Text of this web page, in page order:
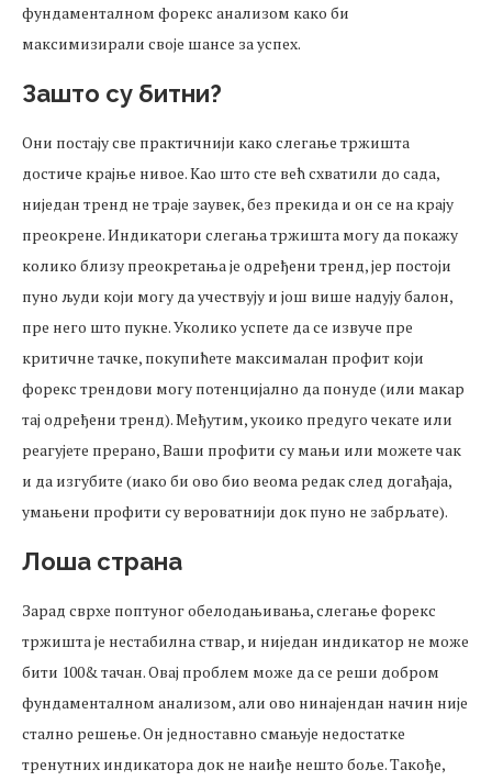
фундаменталном форекс анализом како би
максимизирали своје шансе за успех.
Зашто су битни?
Они постају све практичнији како слегање тржишта
достиче крајње нивое. Као што сте већ схватили до сада,
ниједан тренд не траје заувек, без прекида и он се на крају
преокрене. Индикатори слегања тржишта могу да покажу
колико близу преокретања је одређени тренд, јер постоји
пуно људи који могу да учествују и још више надују балон,
пре него што пукне. Уколико успете да се извуче пре
критичне тачке, покупићете максималан профит који
форекс трендови могу потенцијално да понуде (или макар
тај одређени тренд). Међутим, укоико предуго чекате или
реагујете прерано, Ваши профити су мањи или можете чак
и да изгубите (иако би ово био веома редак след догађаја,
умањени профити су вероватнији док пуно не забрљате).
Лоша страна
Зарад сврхе поптуног обелодањивања, слегање форекс
тржишта је нестабилна ствар, и ниједан индикатор не може
бити 100& тачан. Овај проблем може да се реши добром
фундаменталном анализом, али ово нинајендан начин није
стално решење. Он једноставно смањује недостатке
тренутних индикатора док не наиђе нешто боље. Такође,